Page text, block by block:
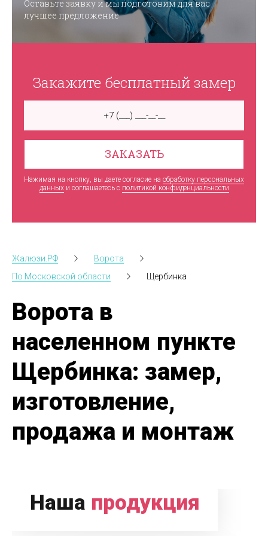
Оставьте заявку и мы подготовим для вас
лучшее предложение
Закажите бесплатный замер
ЗАКАЗАТЬ
Нажимая на кнопку, вы даете согласие на обработку персональных
данныхи соглашаетесь c политикой конфиденциальности
Жалюзи.РФ
Ворота
По Московской области
Щербинка
Ворота в
населенном пункте
Щербинка: замер,
изготовление,
продажа и монтаж
Наша продукция